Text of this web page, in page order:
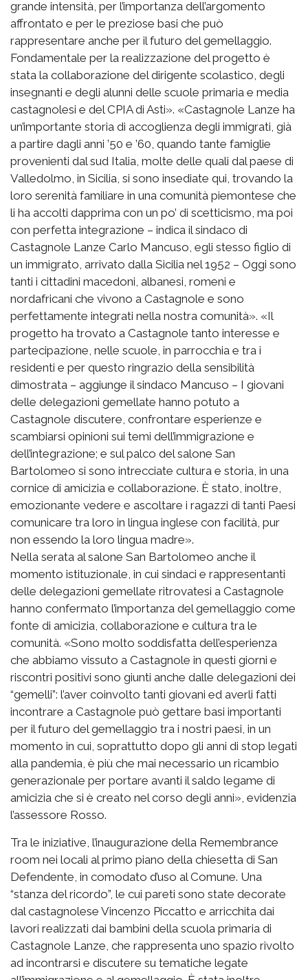
grande intensità, per l’importanza dell’argomento
affrontato e per le preziose basi che può
rappresentare anche per il futuro del gemellaggio.
Fondamentale per la realizzazione del progetto è
stata la collaborazione del dirigente scolastico, degli
insegnanti e degli alunni delle scuole primaria e media
castagnolesi e del CPIA di Asti». «Castagnole Lanze ha
un’importante storia di accoglienza degli immigrati, già
a partire dagli anni ’50 e ’60, quando tante famiglie
provenienti dal sud Italia, molte delle quali dal paese di
Valledolmo, in Sicilia, si sono insediate qui, trovando la
loro serenità familiare in una comunità piemontese che
li ha accolti dapprima con un po’ di scetticismo, ma poi
con perfetta integrazione – indica il sindaco di
Castagnole Lanze Carlo Mancuso, egli stesso figlio di
un immigrato, arrivato dalla Sicilia nel 1952 – Oggi sono
tanti i cittadini macedoni, albanesi, romeni e
nordafricani che vivono a Castagnole e sono
perfettamente integrati nella nostra comunità». «Il
progetto ha trovato a Castagnole tanto interesse e
partecipazione, nelle scuole, in parrocchia e tra i
residenti e per questo ringrazio della sensibilità
dimostrata – aggiunge il sindaco Mancuso – I giovani
delle delegazioni gemellate hanno potuto a
Castagnole discutere, confrontare esperienze e
scambiarsi opinioni sui temi dell’immigrazione e
dell’integrazione; e sul palco del salone San
Bartolomeo si sono intrecciate cultura e storia, in una
cornice di amicizia e collaborazione. È stato, inoltre,
emozionante vedere e ascoltare i ragazzi di tanti Paesi
comunicare tra loro in lingua inglese con facilità, pur
non essendo la loro lingua madre».
Nella serata al salone San Bartolomeo anche il
momento istituzionale, in cui sindaci e rappresentanti
delle delegazioni gemellate ritrovatesi a Castagnole
hanno confermato l’importanza del gemellaggio come
fonte di amicizia, collaborazione e cultura tra le
comunità. «Sono molto soddisfatta dell’esperienza
che abbiamo vissuto a Castagnole in questi giorni e
riscontri positivi sono giunti anche dalle delegazioni dei
“gemelli”: l’aver coinvolto tanti giovani ed averli fatti
incontrare a Castagnole può gettare basi importanti
per il futuro del gemellaggio tra i nostri paesi, in un
momento in cui, soprattutto dopo gli anni di stop legati
alla pandemia, è più che mai necessario un ricambio
generazionale per portare avanti il saldo legame di
amicizia che si è creato nel corso degli anni», evidenzia
l’assessore Rosso.
Tra le iniziative, l’inaugurazione della Remembrance
room nei locali al primo piano della chiesetta di San
Defendente, in comodato d’uso al Comune. Una
“stanza del ricordo”, le cui pareti sono state decorate
dal castagnolese Vincenzo Piccatto e arricchita dai
lavori realizzati dai bambini della scuola primaria di
Castagnole Lanze, che rappresenta uno spazio rivolto
ad incontrarsi e discutere su tematiche legate